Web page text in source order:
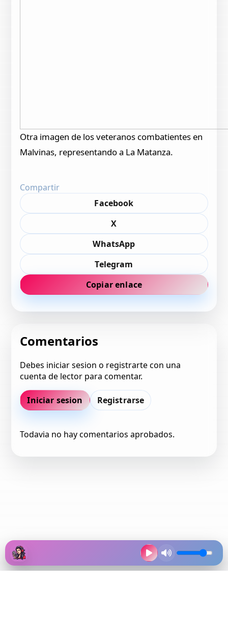
Otra imagen de los veteranos combatientes en
Malvinas, representando a La Matanza.
Compartir
Facebook
X
WhatsApp
Telegram
Copiar enlace
Comentarios
Debes iniciar sesion o registrarte con una
cuenta de lector para comentar.
Iniciar sesion Registrarse
Todavia no hay comentarios aprobados.